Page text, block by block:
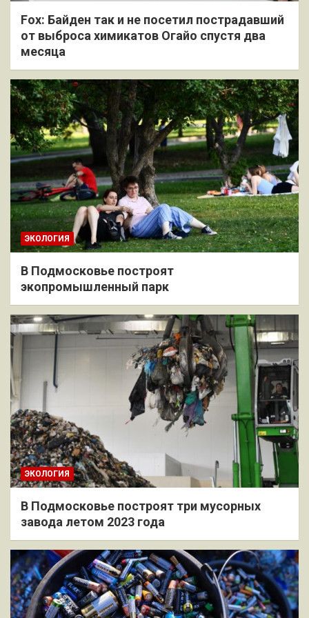
Fox: Байден так и не посетил пострадавший
от выброса химикатов Огайо спустя два
месяца
ЭКОЛОГИЯ
В Подмосковье построят
экопромышленный парк
ЭКОЛОГИЯ
В Подмосковье построят три мусорных
завода летом 2023 года